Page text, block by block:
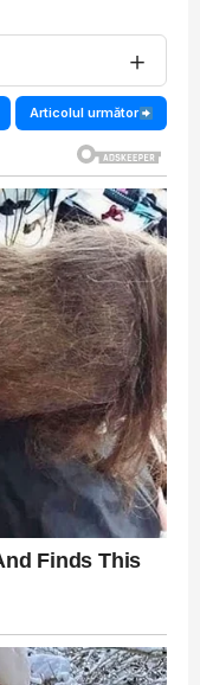
＋
Articolul următor